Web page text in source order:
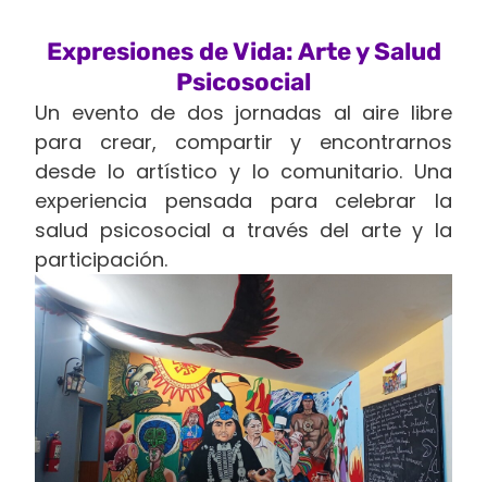
Expresiones de Vida: Arte y Salud
Psicosocial
Un evento de dos jornadas al aire libre
para crear, compartir y encontrarnos
desde lo artístico y lo comunitario. Una
experiencia pensada para celebrar la
salud psicosocial a través del arte y la
participación.